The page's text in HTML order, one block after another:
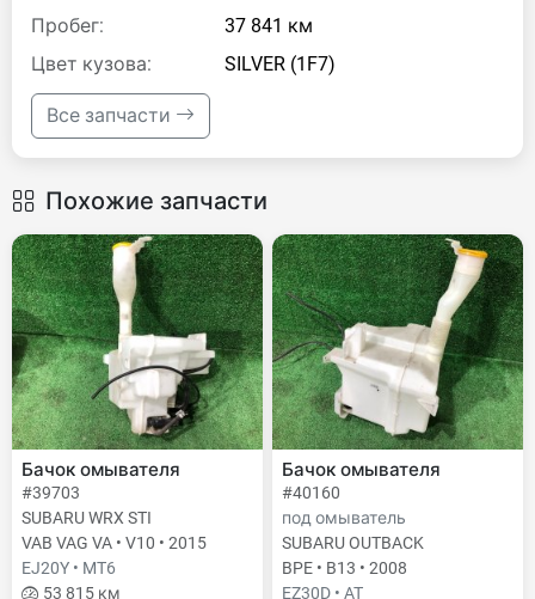
Пробег:
37 841 км
Цвет кузова:
SILVER (1F7)
Все запчасти
Похожие запчасти
Бачок омывателя
#39703
SUBARU WRX STI
VAB VAG VA • V10 • 2015
EJ20Y • MT6
53 815 км
Бачок омывателя
#40160
под омыватель
SUBARU OUTBACK
BPE • B13 • 2008
EZ30D • AT